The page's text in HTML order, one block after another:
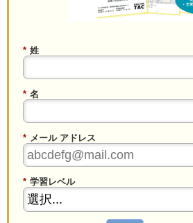
* 姓
* 名
* メール アドレス
* 学習レベル